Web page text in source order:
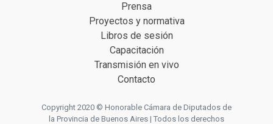
Prensa
Proyectos y normativa
Libros de sesión
Capacitación
Transmisión en vivo
Contacto
Copyright 2020 © Honorable Cámara de Diputados de
la Provincia de Buenos Aires | Todos los derechos